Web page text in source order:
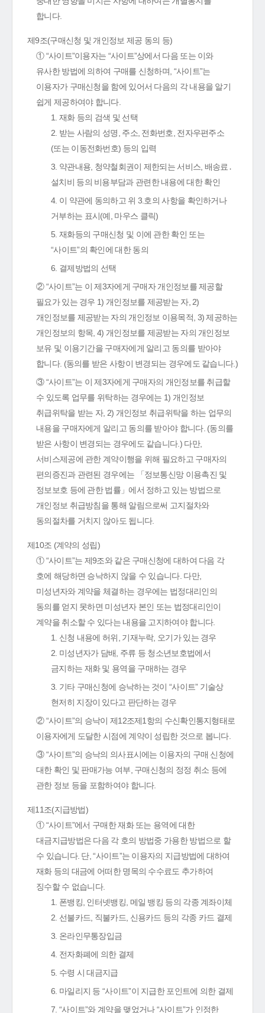
합니다.
제9조(구매신청 및 개인정보 제공 동의 등)
① “사이트”이용자는 “사이트”상에서 다음 또는 이와
유사한 방법에 의하여 구매를 신청하며, “사이트”는
이용자가 구매신청을 함에 있어서 다음의 각 내용을 알기
쉽게 제공하여야 합니다.
1. 재화 등의 검색 및 선택
2. 받는 사람의 성명, 주소, 전화번호, 전자우편주소
(또는 이동전화번호) 등의 입력
3. 약관내용, 청약철회권이 제한되는 서비스, 배송료․
설치비 등의 비용부담과 관련한 내용에 대한 확인
4. 이 약관에 동의하고 위 3.호의 사항을 확인하거나
거부하는 표시(예, 마우스 클릭)
5. 재화등의 구매신청 및 이에 관한 확인 또는
“사이트”의 확인에 대한 동의
6. 결제방법의 선택
② “사이트”는 이 제3자에게 구매자 개인정보를 제공할
필요가 있는 경우 1) 개인정보를 제공받는 자, 2)
개인정보를 제공받는 자의 개인정보 이용목적, 3) 제공하는
개인정보의 항목, 4) 개인정보를 제공받는 자의 개인정보
보유 및 이용기간을 구매자에게 알리고 동의를 받아야
합니다. (동의를 받은 사항이 변경되는 경우에도 같습니다.)
③ “사이트”는 이 제3자에게 구매자의 개인정보를 취급할
수 있도록 업무를 위탁하는 경우에는 1) 개인정보
취급위탁을 받는 자, 2) 개인정보 취급위탁을 하는 업무의
내용을 구매자에게 알리고 동의를 받아야 합니다. (동의를
받은 사항이 변경되는 경우에도 같습니다.) 다만,
서비스제공에 관한 계약이행을 위해 필요하고 구매자의
편의증진과 관련된 경우에는 「정보통신망 이용촉진 및
정보보호 등에 관한 법률」에서 정하고 있는 방법으로
개인정보 취급방침을 통해 알림으로써 고지절차와
동의절차를 거치지 않아도 됩니다.
제10조 (계약의 성립)
① “사이트”는 제9조와 같은 구매신청에 대하여 다음 각
호에 해당하면 승낙하지 않을 수 있습니다. 다만,
미성년자와 계약을 체결하는 경우에는 법정대리인의
동의를 얻지 못하면 미성년자 본인 또는 법정대리인이
계약을 취소할 수 있다는 내용을 고지하여야 합니다.
1. 신청 내용에 허위, 기재누락, 오기가 있는 경우
2. 미성년자가 담배, 주류 등 청소년보호법에서
금지하는 재화 및 용역을 구매하는 경우
3. 기타 구매신청에 승낙하는 것이 “사이트” 기술상
현저히 지장이 있다고 판단하는 경우
② “사이트”의 승낙이 제12조제1항의 수신확인통지형태로
이용자에게 도달한 시점에 계약이 성립한 것으로 봅니다.
③ “사이트”의 승낙의 의사표시에는 이용자의 구매 신청에
대한 확인 및 판매가능 여부, 구매신청의 정정 취소 등에
관한 정보 등을 포함하여야 합니다.
제11조(지급방법)
① “사이트”에서 구매한 재화 또는 용역에 대한
대금지급방법은 다음 각 호의 방법중 가용한 방법으로 할
수 있습니다. 단, “사이트”는 이용자의 지급방법에 대하여
재화 등의 대금에 어떠한 명목의 수수료도 추가하여
징수할 수 없습니다.
1. 폰뱅킹, 인터넷뱅킹, 메일 뱅킹 등의 각종 계좌이체
2. 선불카드, 직불카드, 신용카드 등의 각종 카드 결제
3. 온라인무통장입금
4. 전자화폐에 의한 결제
5. 수령 시 대금지급
6. 마일리지 등 “사이트”이 지급한 포인트에 의한 결제
7. “사이트”와 계약을 맺었거나 “사이트”가 인정한